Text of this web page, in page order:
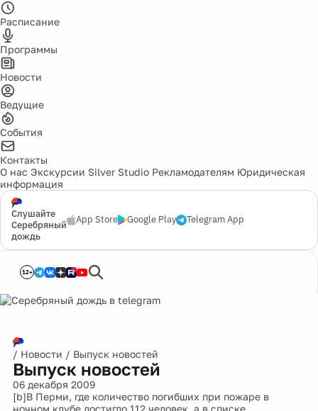
Расписание
Программы
Новости
Ведущие
События
Контакты
О нас Экскурсии Silver Studio Рекламодателям Юридическая
информация
Слушайте
Серебряный
дождь
App Store Google Play Telegram App
12+
/ Новости / Выпуск новостей
Выпуск новостей
06 декабря 2009
[b]В Перми, где количество погибших при пожаре в